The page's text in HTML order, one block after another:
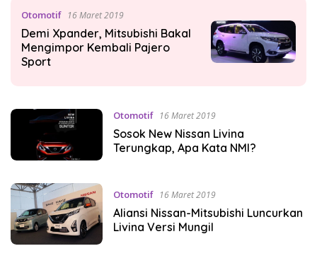
Otomotif 16 Maret 2019
Demi Xpander, Mitsubishi Bakal
Mengimpor Kembali Pajero
Sport
Otomotif 16 Maret 2019
Sosok New Nissan Livina
Terungkap, Apa Kata NMI?
Otomotif 16 Maret 2019
Aliansi Nissan-Mitsubishi Luncurkan
Livina Versi Mungil